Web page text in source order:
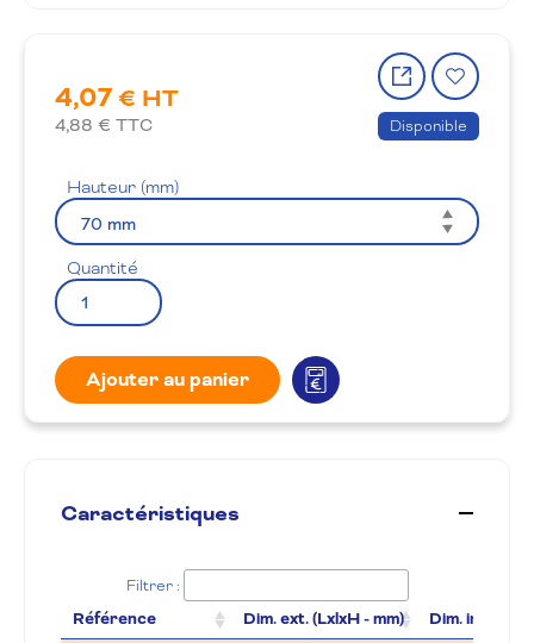
4,07€ HT
4,88 € TTC
Partager
le
produit
à
la
Disponible
Hauteur (mm)
Quantité
Ajouter au panier
Caractéristiques
Filtrer :
Référence Dim. ext. (LxlxH - mm) Dim. int.